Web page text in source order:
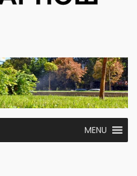
MENU